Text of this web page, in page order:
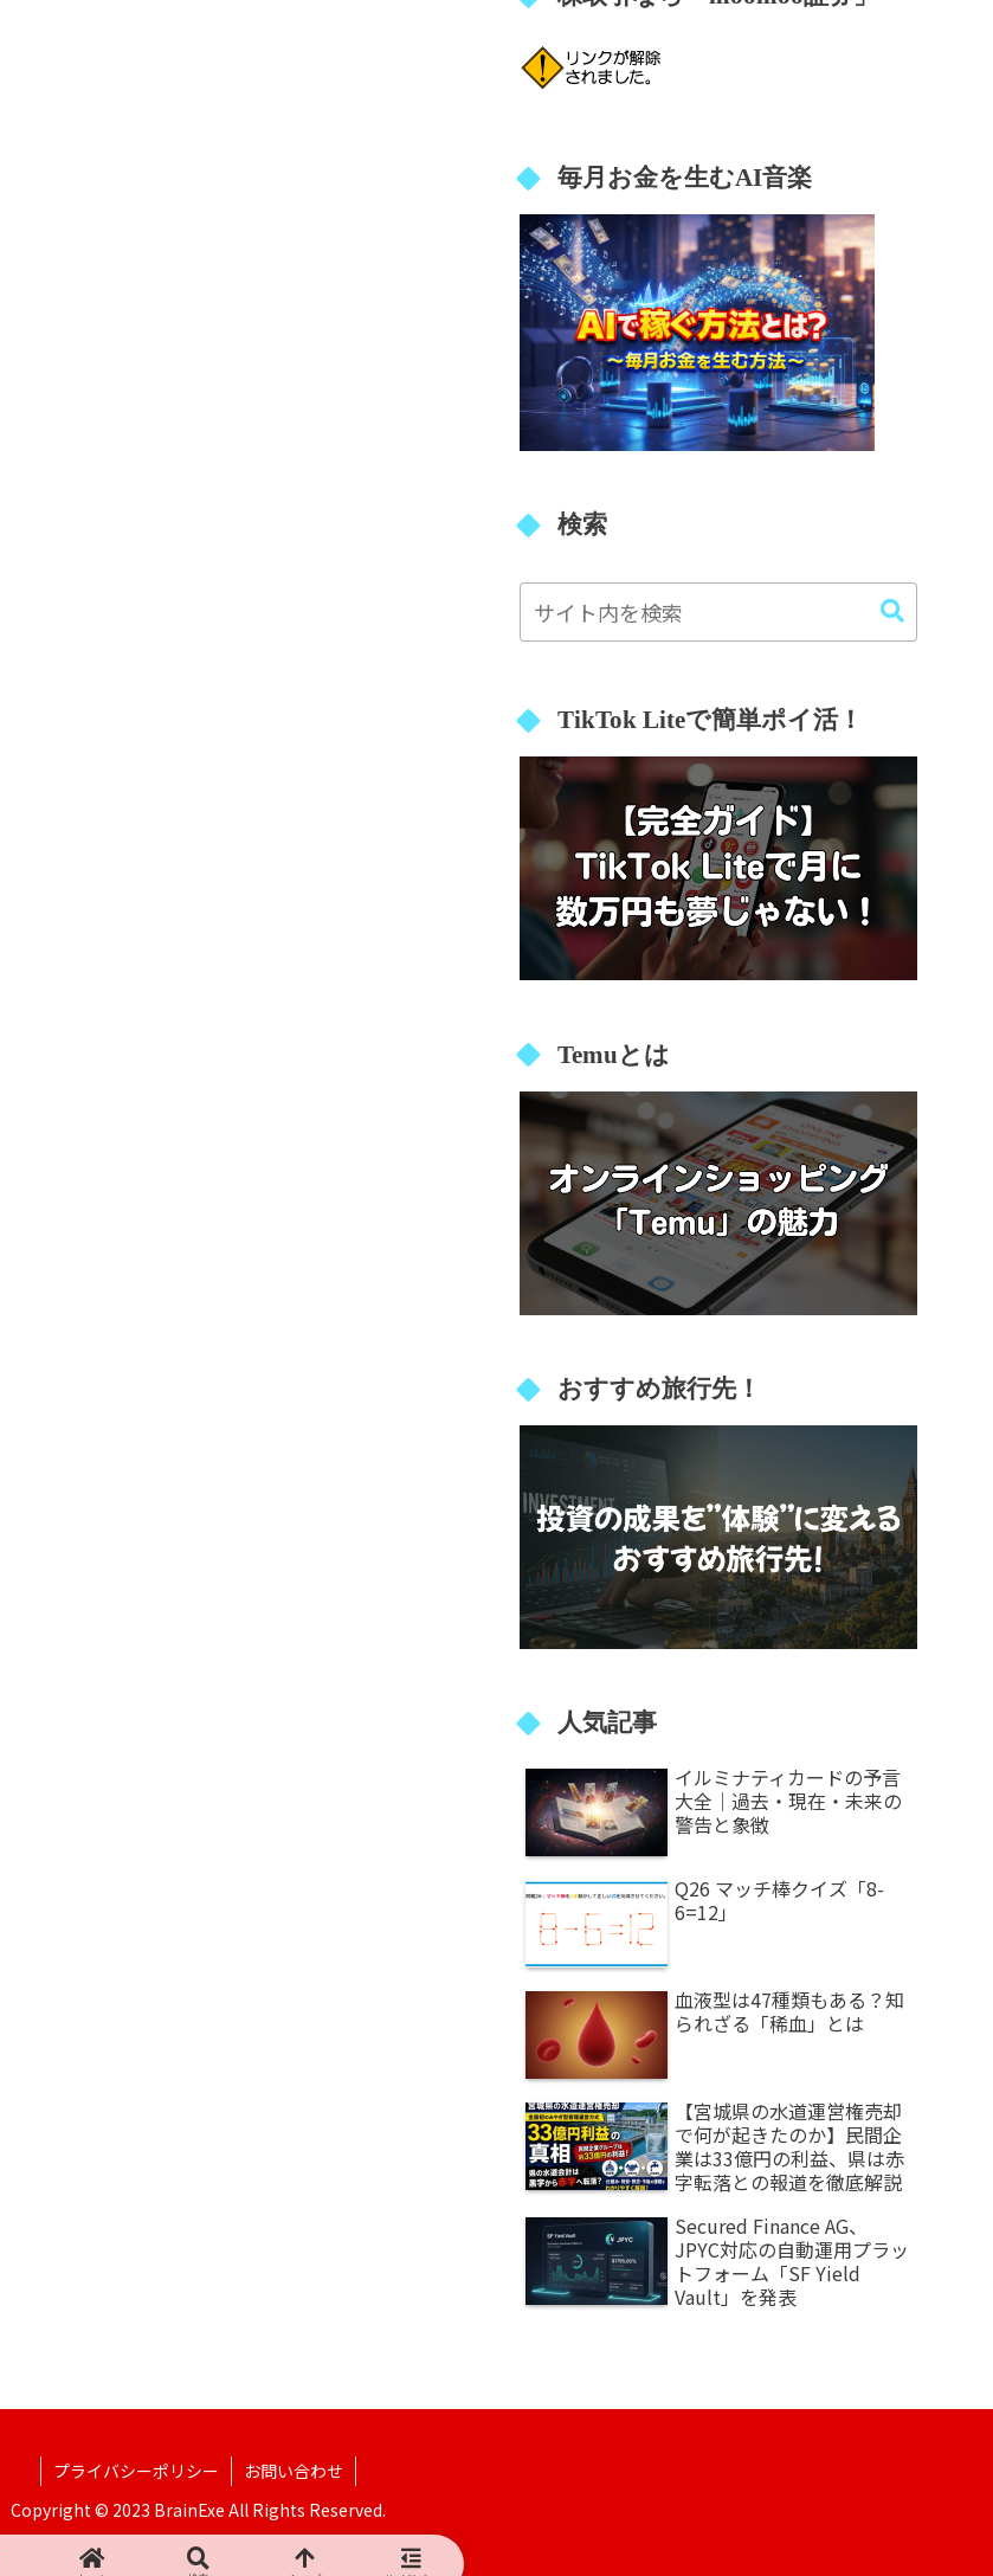
毎月お金を生むAI音楽
検索
TikTok Liteで簡単ポイ活！
Temuとは
おすすめ旅行先！
人気記事
イルミナティカードの予言
大全｜過去・現在・未来の
警告と象徴
Q26 マッチ棒クイズ「8-
6=12」
血液型は47種類もある？知
られざる「稀血」とは
【宮城県の水道運営権売却
で何が起きたのか】民間企
業は33億円の利益、県は赤
字転落との報道を徹底解説
Secured Finance AG、
JPYC対応の自動運用プラッ
トフォーム「SF Yield
Vault」を発表
プライバシーポリシー
お問い合わせ
Copyright © 2023 BrainExe All Rights Reserved.